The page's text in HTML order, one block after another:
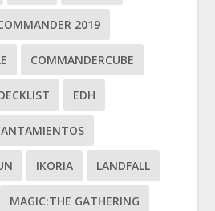
2019
COMMANDERCUBE
EDH
IKORIA LANDFALL
MAGIC:THE GATHERING